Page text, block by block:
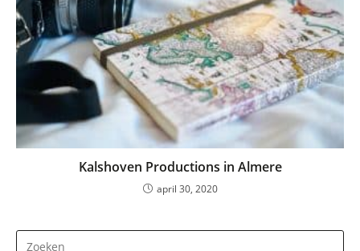
Kalshoven Productions in Almere
april 30, 2020